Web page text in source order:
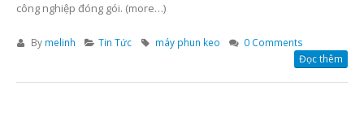
công nghiệp đóng gói. (more…)
By melinh Tin Tức máy phun keo 0 Comments
Đọc thêm